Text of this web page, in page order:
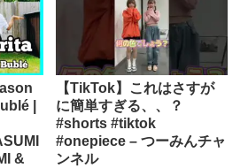
|
&
【TikTok】これはさすが
に簡単すぎる、、？
#shorts #tiktok
#onepiece – つーみんチャ
ンネル